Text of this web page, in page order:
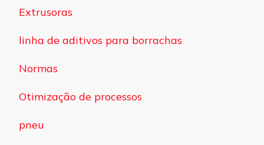
Extrusoras
linha de aditivos para borrachas
Normas
Otimização de processos
pneu